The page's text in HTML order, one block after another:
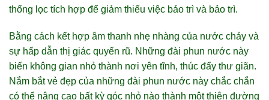
thống lọc tích hợp để giảm thiểu việc bảo trì và bảo trì.
Bằng cách kết hợp âm thanh nhẹ nhàng của nước chảy và
sự hấp dẫn thị giác quyến rũ. Những đài phun nước này
biến không gian nhỏ thành nơi yên tĩnh, thúc đẩy thư giãn.
Nắm bắt vẻ đẹp của những đài phun nước này chắc chắn
có thể nâng cao bất kỳ góc nhỏ nào thành một thiên đường